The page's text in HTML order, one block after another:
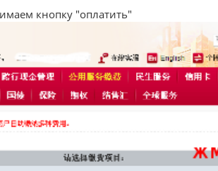
кнопку "оплатить"